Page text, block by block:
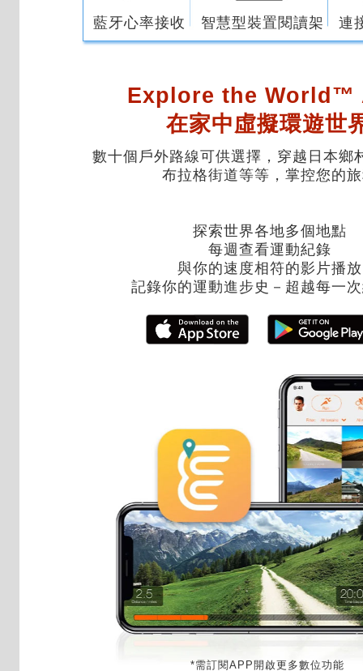
藍牙心率接收 智慧型裝置閱讀架 連
Explore the World™
在家中虛擬環遊世
數十個戶外路線可供選擇，穿越日本鄉
布拉格街道等等，掌控您的
探索世界各地多個地點
每週查看運動紀錄
與你的速度相符的影片播放
記錄你的運動進步史－超越每一
*需訂閱APP開啟更多數位功能